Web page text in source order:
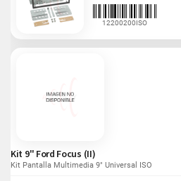
12200200ISO
Kit 9" Ford Focus (II)
Kit Pantalla Multimedia 9" Universal ISO